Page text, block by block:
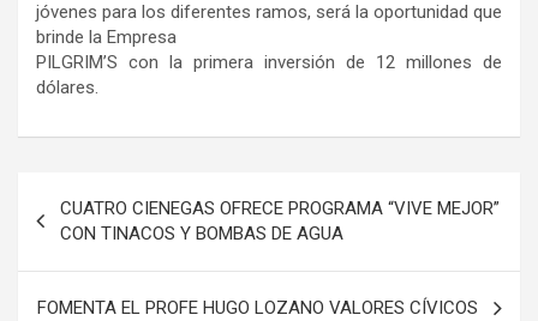
jóvenes para los diferentes ramos, será la oportunidad que
brinde la Empresa
PILGRIM’S con la primera inversión de 12 millones de
dólares.
de
entradas
CUATRO CIENEGAS OFRECE PROGRAMA “VIVE MEJOR”
CON TINACOS Y BOMBAS DE AGUA
FOMENTA EL PROFE HUGO LOZANO VALORES CÍVICOS